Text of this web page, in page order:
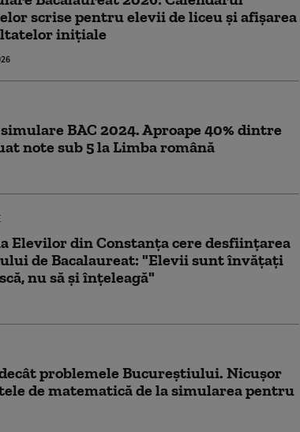
scrise pentru elevii de liceu și afișarea
inițiale
BAC 2024. Aproape 40% dintre
note sub 5 la Limba română
Elevilor din Constanţa cere desfiinţarea
de Bacalaureat: "Elevii sunt învăţaţi
nu să şi înţeleagă"
problemele Bucureștiului. Nicușor
de matematică de la simularea pentru